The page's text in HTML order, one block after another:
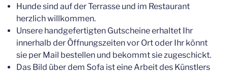
Hunde sind auf der Terrasse und im Restaurant
herzlich willkommen.
Unsere handgefertigten Gutscheine erhaltet Ihr
innerhalb der Öffnungszeiten vor Ort oder Ihr könnt
sie per Mail bestellen und bekommt sie zugeschickt.
Das Bild über dem Sofa ist eine Arbeit des Künstlers